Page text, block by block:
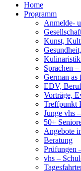
Home
Programm
Anmelde-
Kunst,
Sprachen
German as
EDV,
Vorträge,
Treffpunkt
Junge vhs
50+
Angebote
Beratung
Prüfungen
vhs –